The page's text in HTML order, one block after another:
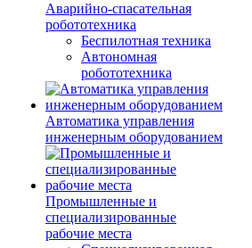
Аварийно-спасательная
робототехника
Беспилотная техника
Автономная
робототехника
Автоматика управления
инженерным оборудованием
Промышленные и
специализированные
рабочие места